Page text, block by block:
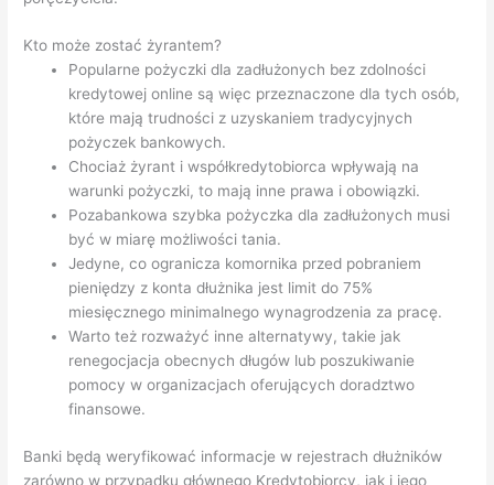
Kto może zostać żyrantem?
Popularne pożyczki dla zadłużonych bez zdolności
kredytowej online są więc przeznaczone dla tych osób,
które mają trudności z uzyskaniem tradycyjnych
pożyczek bankowych.
Chociaż żyrant i współkredytobiorca wpływają na
warunki pożyczki, to mają inne prawa i obowiązki.
Pozabankowa szybka pożyczka dla zadłużonych musi
być w miarę możliwości tania.
Jedyne, co ogranicza komornika przed pobraniem
pieniędzy z konta dłużnika jest limit do 75%
miesięcznego minimalnego wynagrodzenia za pracę.
Warto też rozważyć inne alternatywy, takie jak
renegocjacja obecnych długów lub poszukiwanie
pomocy w organizacjach oferujących doradztwo
finansowe.
Banki będą weryfikować informacje w rejestrach dłużników
zarówno w przypadku głównego Kredytobiorcy, jak i jego